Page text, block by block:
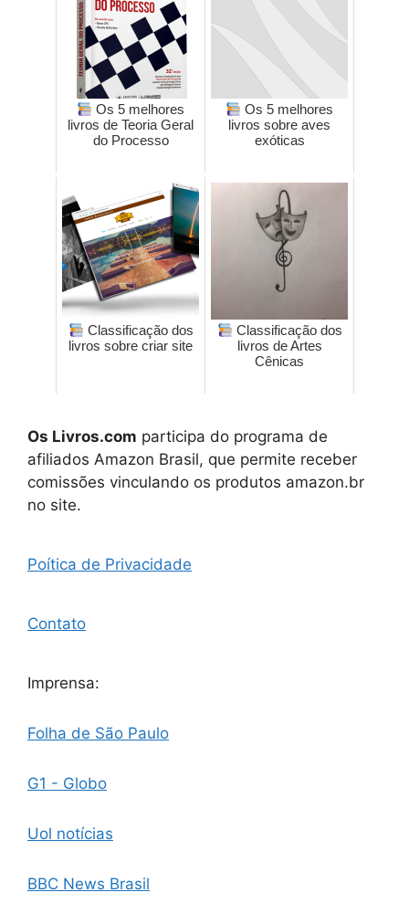
Os 5 melhores
livros de Teoria Geral
do Processo
Os 5 melhores
livros sobre aves
exóticas
Classificação dos
livros sobre criar site
Classificação dos
livros de Artes
Cênicas
Os Livros.com participa do programa de
afiliados Amazon Brasil, que permite receber
comissões vinculando os produtos amazon.br
no site.
Poítica de Privacidade
Contato
Imprensa:
Folha de São Paulo
G1 - Globo
Uol notícias
BBC News Brasil